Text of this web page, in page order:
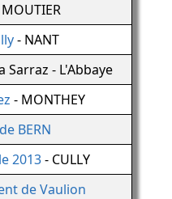
- NANT
Sarraz - L'Abbaye
- MONTHEY
BERN
2013- CULLY
de Vaulion